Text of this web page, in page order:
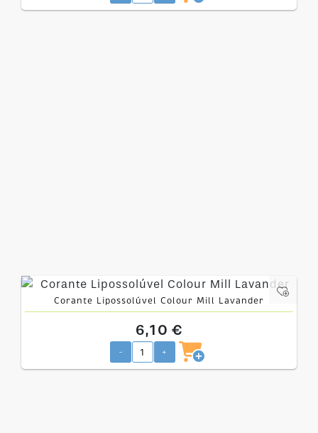
Corante Lipossolúvel Colour Mill Lavander
6,10 €
- +